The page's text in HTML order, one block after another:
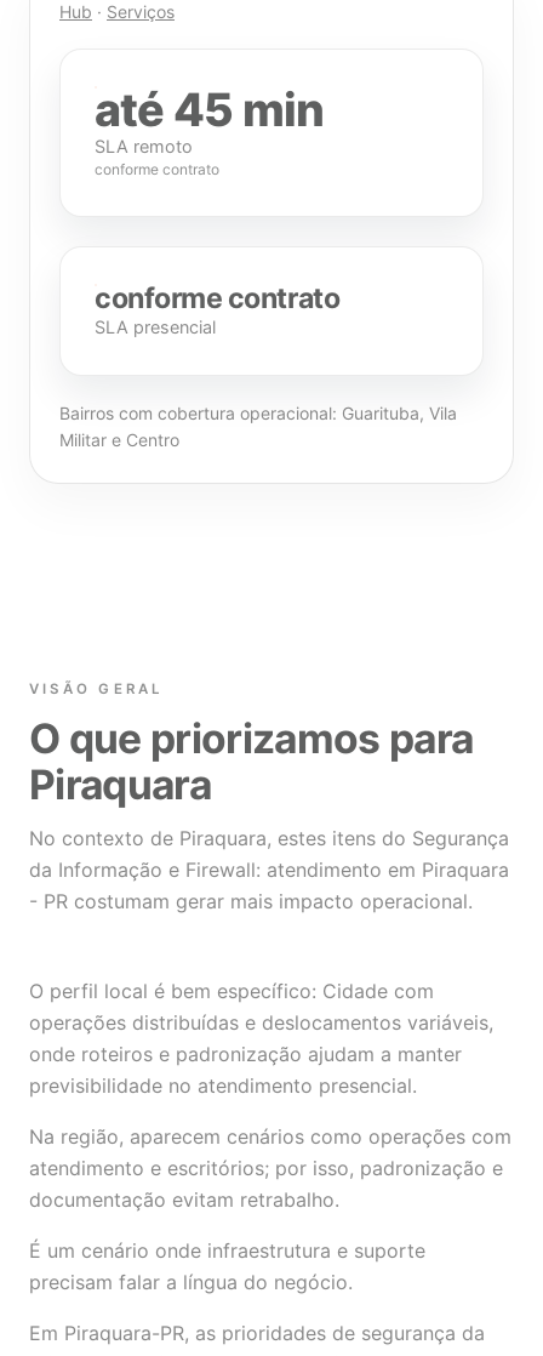
Hub · Serviços
até 45 min
SLA remoto
conforme contrato
conforme contrato
SLA presencial
Bairros com cobertura operacional: Guarituba, Vila
Militar e Centro
VISÃO GERAL
O que priorizamos para
Piraquara
No contexto de Piraquara, estes itens do Segurança
da Informação e Firewall: atendimento em Piraquara
- PR costumam gerar mais impacto operacional.
O perfil local é bem específico: Cidade com
operações distribuídas e deslocamentos variáveis,
onde roteiros e padronização ajudam a manter
previsibilidade no atendimento presencial.
Na região, aparecem cenários como operações com
atendimento e escritórios; por isso, padronização e
documentação evitam retrabalho.
É um cenário onde infraestrutura e suporte
precisam falar a língua do negócio.
Em Piraquara-PR, as prioridades de segurança da